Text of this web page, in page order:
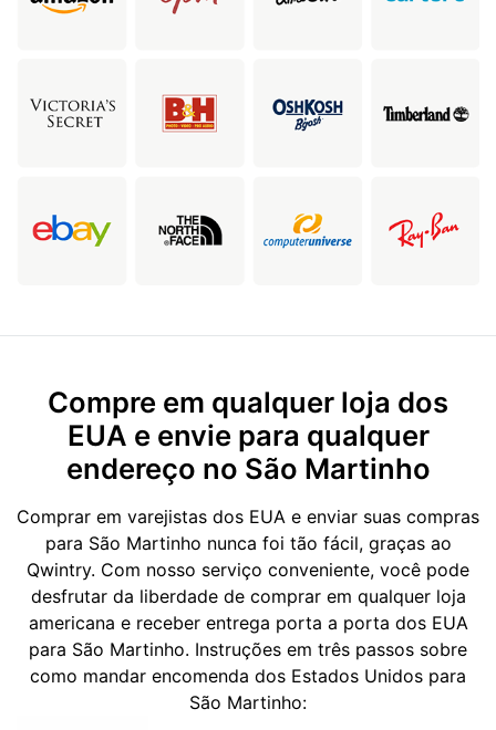
Compre em qualquer loja dos
EUA e envie para qualquer
endereço no São Martinho
Comprar em varejistas dos EUA e enviar suas compras
para São Martinho nunca foi tão fácil, graças ao
Qwintry. Com nosso serviço conveniente, você pode
desfrutar da liberdade de comprar em qualquer loja
americana e receber entrega porta a porta dos EUA
para São Martinho. Instruções em três passos sobre
como mandar encomenda dos Estados Unidos para
São Martinho: